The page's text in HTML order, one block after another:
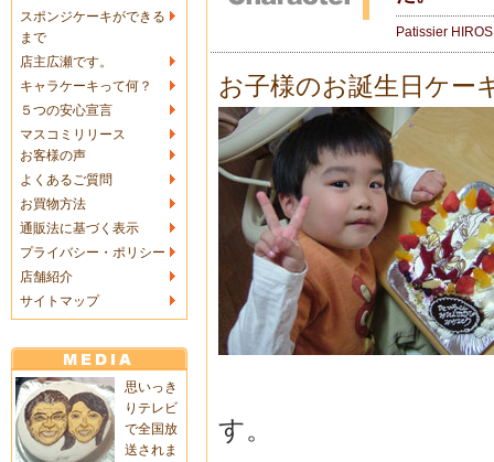
スポンジケーキができる
まで
店主広瀬です。
キャラケーキって何？
５つの安心宣言
マスコミリリース
お客様の声
よくあるご質問
お買物方法
通販法に基づく表示
プライバシー・ポリシー
店舗紹介
サイトマップ
思いっき
りテレビ
で全国放
送されま
Patissier
お子様のお誕生日ケー
す。